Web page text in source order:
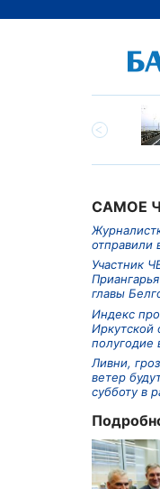
по управлению
САМОЕ
отправили
Участник
главы
Индекс
Иркутской
полугодие
Ливни,
ветер
субботу в